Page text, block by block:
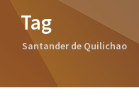
Tag
Santander de Quilichao